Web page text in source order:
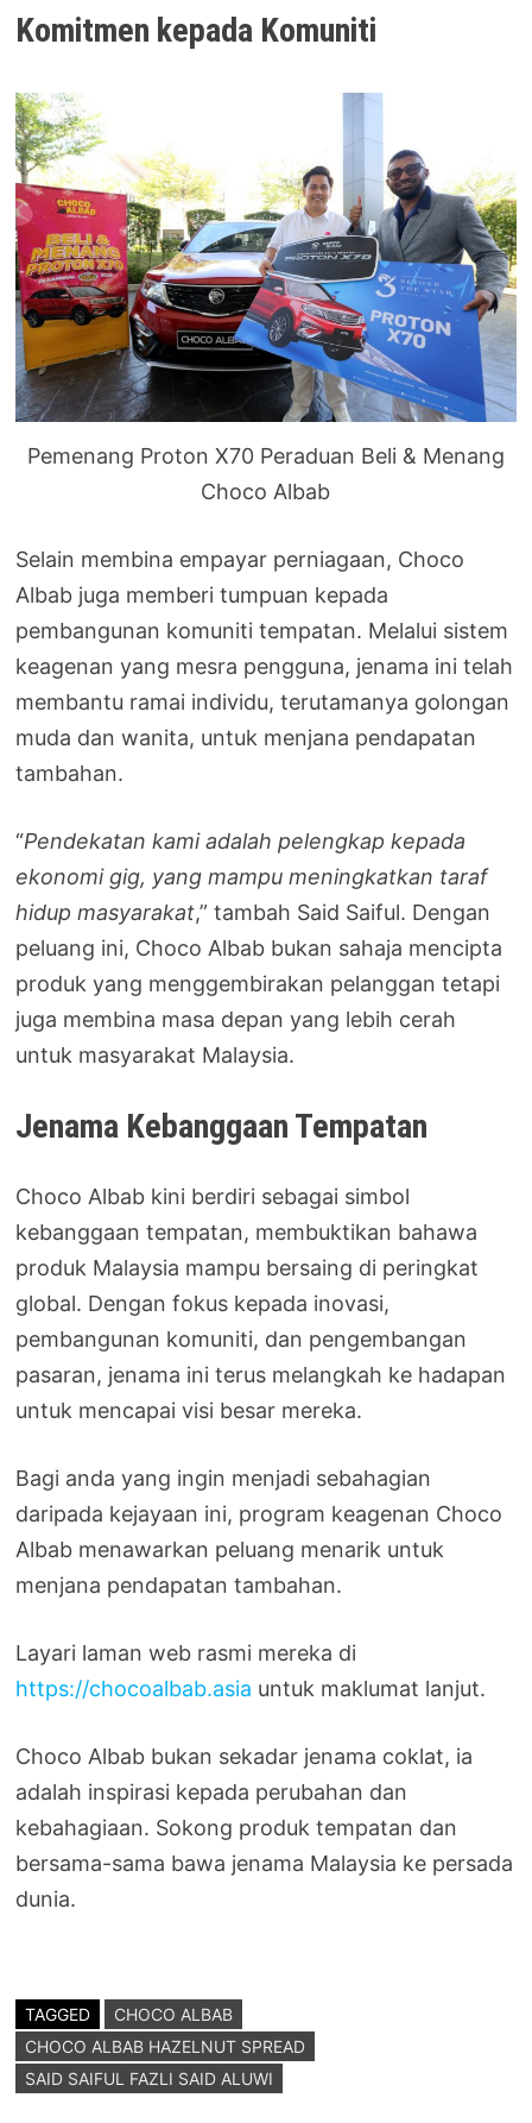
Komitmen kepada Komuniti
Pemenang Proton X70 Peraduan Beli & Menang
Choco Albab
Selain membina empayar perniagaan, Choco
Albab juga memberi tumpuan kepada
pembangunan komuniti tempatan. Melalui sistem
keagenan yang mesra pengguna, jenama ini telah
membantu ramai individu, terutamanya golongan
muda dan wanita, untuk menjana pendapatan
tambahan.
“Pendekatan kami adalah pelengkap kepada
ekonomi gig, yang mampu meningkatkan taraf
hidup masyarakat,” tambah Said Saiful. Dengan
peluang ini, Choco Albab bukan sahaja mencipta
produk yang menggembirakan pelanggan tetapi
juga membina masa depan yang lebih cerah
untuk masyarakat Malaysia.
Jenama Kebanggaan Tempatan
Choco Albab kini berdiri sebagai simbol
kebanggaan tempatan, membuktikan bahawa
produk Malaysia mampu bersaing di peringkat
global. Dengan fokus kepada inovasi,
pembangunan komuniti, dan pengembangan
pasaran, jenama ini terus melangkah ke hadapan
untuk mencapai visi besar mereka.
Bagi anda yang ingin menjadi sebahagian
daripada kejayaan ini, program keagenan Choco
Albab menawarkan peluang menarik untuk
menjana pendapatan tambahan.
Layari laman web rasmi mereka di
https://chocoalbab.asia untuk maklumat lanjut.
Choco Albab bukan sekadar jenama coklat, ia
adalah inspirasi kepada perubahan dan
kebahagiaan. Sokong produk tempatan dan
bersama-sama bawa jenama Malaysia ke persada
dunia.
TAGGED
CHOCO ALBAB
CHOCO ALBAB HAZELNUT SPREAD
SAID SAIFUL FAZLI SAID ALUWI